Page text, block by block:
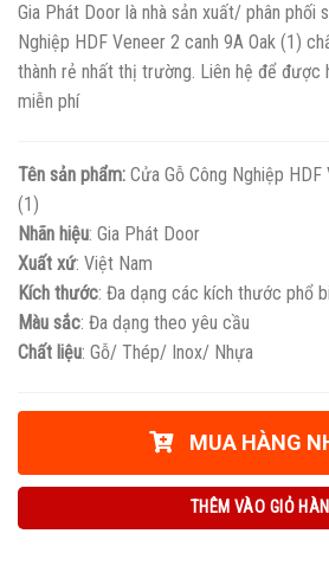
Gia Phát Door là nhà sản xuất/ phân phối
Nghiệp HDF Veneer 2 canh 9A Oak (1)
thành rẻ nhất thị trường. Liên hệ để
miễn phí
Tên sản phẩm: Cửa Gỗ Công Nghiệp
(1)
Nhãn hiệu: Gia Phát Door
Xuất xứ: Việt Nam
Kích thước: Đa dạng các kích thước phổ
Màu sắc: Đa dạng theo yêu cầu
Chất liệu: Gỗ/ Thép/ Inox/ Nhựa
MUA HÀNG
THÊM VÀO GIỎ